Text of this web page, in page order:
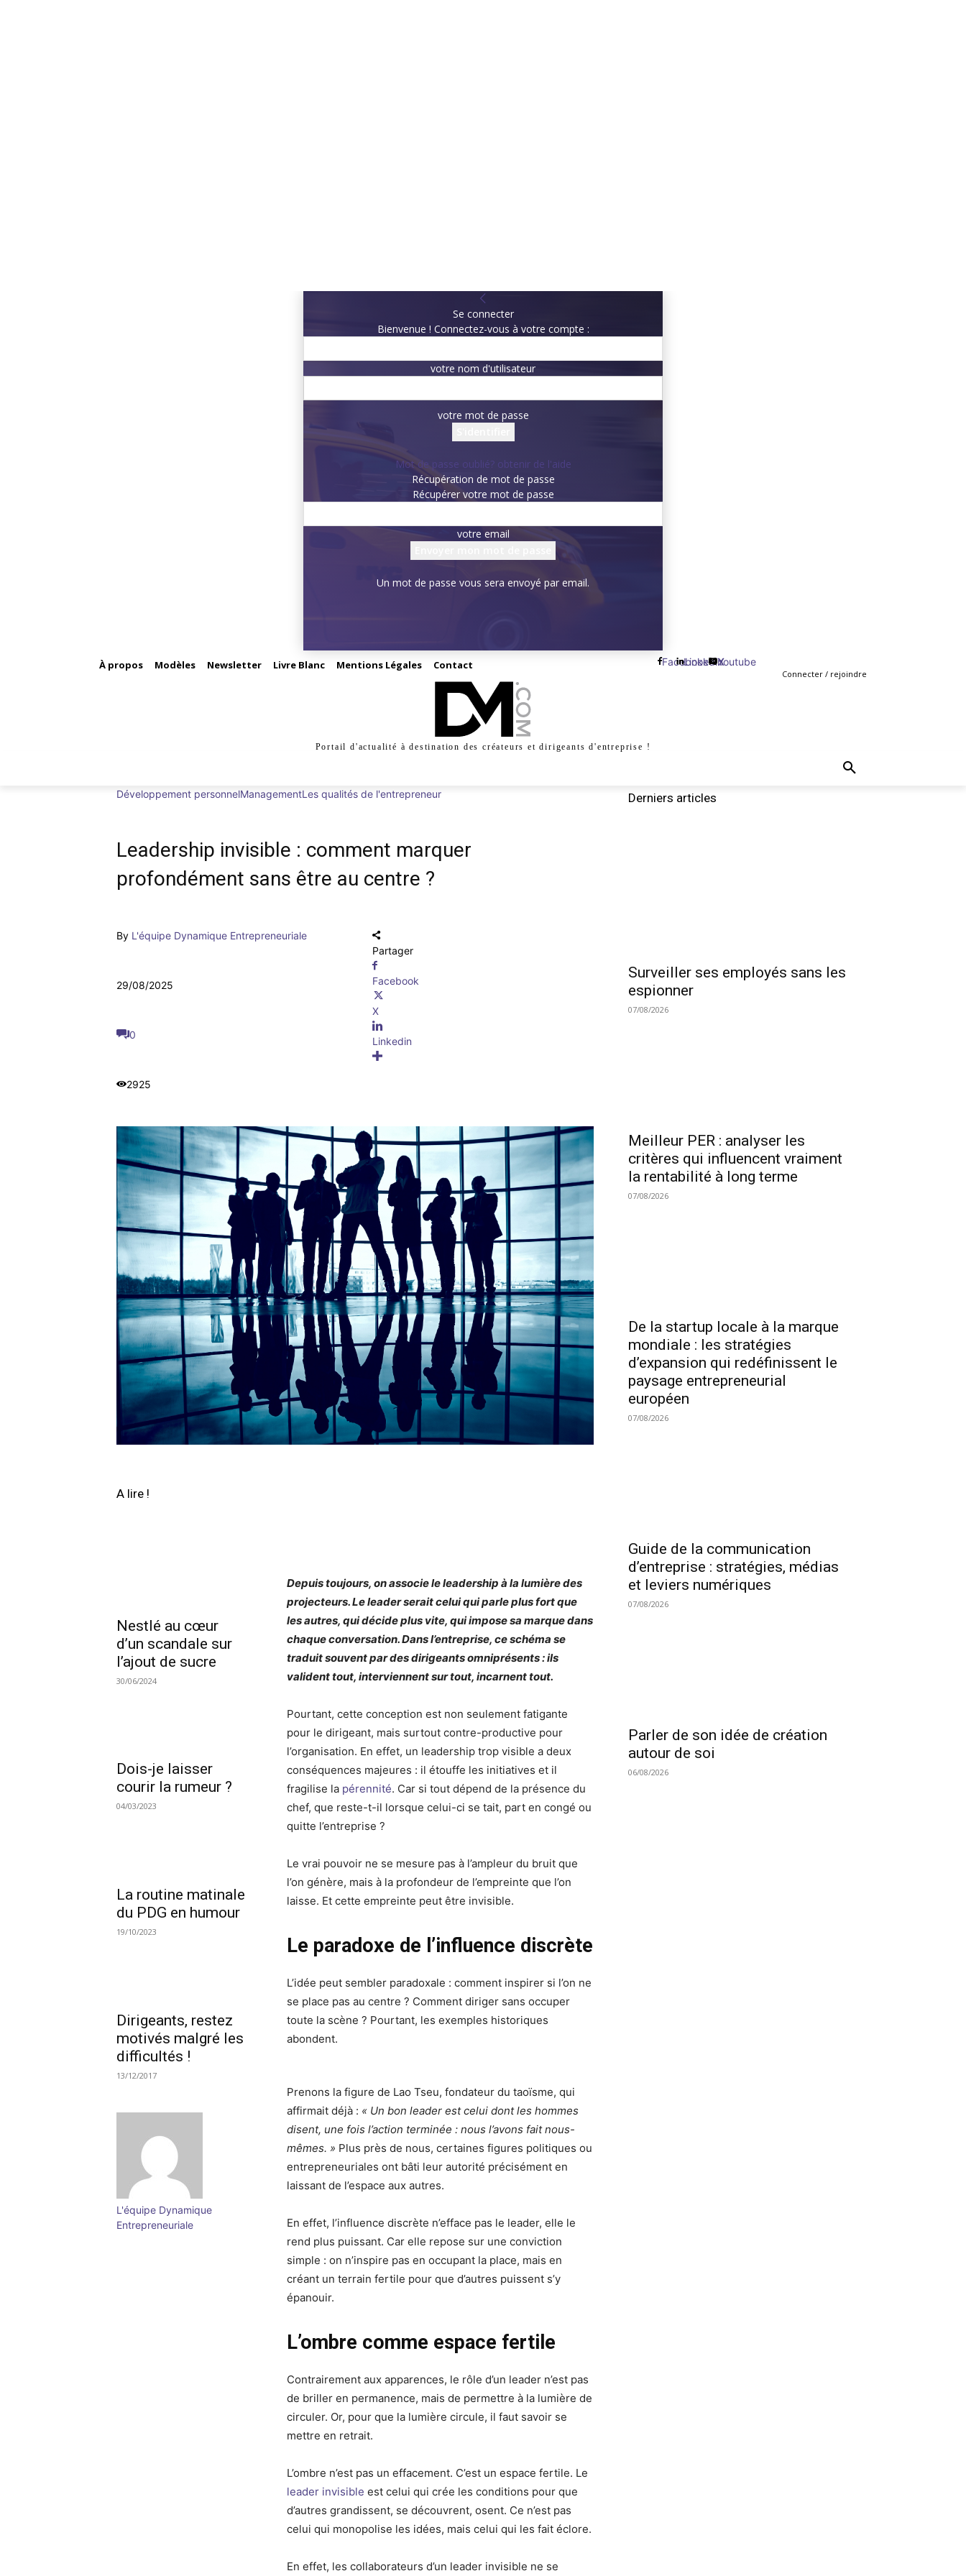
Se connecter
Bienvenue ! Connectez-vous à votre compte :
votre nom d'utilisateur
votre mot de passe
Mot de passe oublié? obtenir de l'aide
Récupération de mot de passe
Récupérer votre mot de passe
votre email
Un mot de passe vous sera envoyé par email.
À propos Modèles Newsletter Livre Blanc Mentions Légales Contact Facebook
Linkedin
X
Youtube
Connecter / rejoindre
Portail d'actualité à destination des créateurs et dirigeants d'entreprise !
Développement personnelManagementLes qualités de l'entrepreneur
Leadership invisible : comment marquer
profondément sans être au centre ?
By L'équipe Dynamique Entrepreneuriale
29/08/2025
0
2925
Partager
Facebook
X
Linkedin
A lire !
Nestlé au cœur
d’un scandale sur
l’ajout de sucre
30/06/2024
Dois-je laisser
courir la rumeur ?
04/03/2023
La routine matinale
du PDG en humour
19/10/2023
Dirigeants, restez
motivés malgré les
difficultés !
13/12/2017
L'équipe Dynamique
Entrepreneuriale
Depuis toujours, on associe le leadership à la lumière des
projecteurs. Le leader serait celui qui parle plus fort que
les autres, qui décide plus vite, qui impose sa marque dans
chaque conversation. Dans l’entreprise, ce schéma se
traduit souvent par des dirigeants omniprésents : ils
valident tout, interviennent sur tout, incarnent tout.
Pourtant, cette conception est non seulement fatigante
pour le dirigeant, mais surtout contre-productive pour
l’organisation. En effet, un leadership trop visible a deux
conséquences majeures : il étouffe les initiatives et il
fragilise la pérennité. Car si tout dépend de la présence du
chef, que reste-t-il lorsque celui-ci se tait, part en congé ou
quitte l’entreprise ?
Le vrai pouvoir ne se mesure pas à l’ampleur du bruit que
l’on génère, mais à la profondeur de l’empreinte que l’on
laisse. Et cette empreinte peut être invisible.
Le paradoxe de l’influence discrète
L’idée peut sembler paradoxale : comment inspirer si l’on ne
se place pas au centre ? Comment diriger sans occuper
toute la scène ? Pourtant, les exemples historiques
abondent.
Prenons la figure de Lao Tseu, fondateur du taoïsme, qui
affirmait déjà : « Un bon leader est celui dont les hommes
disent, une fois l’action terminée : nous l’avons fait nous-
mêmes. » Plus près de nous, certaines figures politiques ou
entrepreneuriales ont bâti leur autorité précisément en
laissant de l’espace aux autres.
En effet, l’influence discrète n’efface pas le leader, elle le
rend plus puissant. Car elle repose sur une conviction
simple : on n’inspire pas en occupant la place, mais en
créant un terrain fertile pour que d’autres puissent s’y
épanouir.
L’ombre comme espace fertile
Contrairement aux apparences, le rôle d’un leader n’est pas
de briller en permanence, mais de permettre à la lumière de
circuler. Or, pour que la lumière circule, il faut savoir se
mettre en retrait.
L’ombre n’est pas un effacement. C’est un espace fertile. Le
leader invisible est celui qui crée les conditions pour que
d’autres grandissent, se découvrent, osent. Ce n’est pas
celui qui monopolise les idées, mais celui qui les fait éclore.
En effet, les collaborateurs d’un leader invisible ne se
Derniers articles
Surveiller ses employés sans les
espionner
07/08/2026
Meilleur PER : analyser les
critères qui influencent vraiment
la rentabilité à long terme
07/08/2026
De la startup locale à la marque
mondiale : les stratégies
d’expansion qui redéfinissent le
paysage entrepreneurial
européen
07/08/2026
Guide de la communication
d’entreprise : stratégies, médias
et leviers numériques
07/08/2026
Parler de son idée de création
autour de soi
06/08/2026